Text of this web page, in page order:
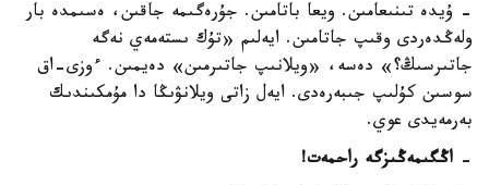
- ۇيدە تىنىعامىن. ويعا باتامىن. جۇرەگىمە جاقىن، ەسىمدە بار
ولەڭدەردى وقىپ جاتامىن. ايەلىم «تۇك ىستەمەي نەگە
جاتىرسىڭ؟» دەسە، «ويلانىپ جاتىرمىن» دەيمىن. ءوزى-اق
سوسىن كۇلىپ جىبەرەدى. ايەل زاتى ويلانۋىڭا دا مۇمكىندىك
بەرمەيدى عوي.
- اڭگىمەڭىزگە راحمەت!